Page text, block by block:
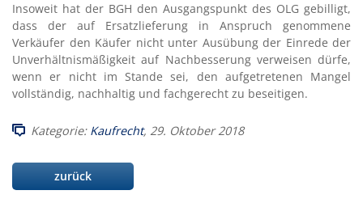
Insoweit hat der BGH den Ausgangspunkt des OLG gebilligt,
dass der auf Ersatzlieferung in Anspruch genommene
Verkäufer den Käufer nicht unter Ausübung der Einrede der
Unverhältnismäßigkeit auf Nachbesserung verweisen dürfe,
wenn er nicht im Stande sei, den aufgetretenen Mangel
vollständig, nachhaltig und fachgerecht zu beseitigen.
Kategorie: Kaufrecht, 29. Oktober 2018
zurück